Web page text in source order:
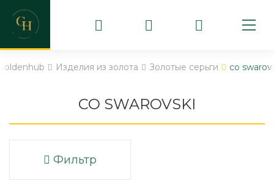
Изделия из золота Золотые серьги со
СО SWAROVSKI
Фильтр